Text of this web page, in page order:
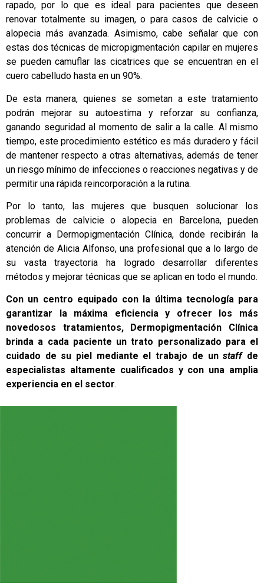
rapado, por lo que es ideal para pacientes que deseen
renovar totalmente su imagen, o para casos de calvicie o
alopecia más avanzada. Asimismo, cabe señalar que con
estas dos técnicas de micropigmentación capilar en mujeres
se pueden camuflar las cicatrices que se encuentran en el
cuero cabelludo hasta en un 90%.
De esta manera, quienes se sometan a este tratamiento
podrán mejorar su autoestima y reforzar su confianza,
ganando seguridad al momento de salir a la calle. Al mismo
tiempo, este procedimiento estético es más duradero y fácil
de mantener respecto a otras alternativas, además de tener
un riesgo mínimo de infecciones o reacciones negativas y de
permitir una rápida reincorporación a la rutina.
Por lo tanto, las mujeres que busquen solucionar los
problemas de calvicie o alopecia en Barcelona, pueden
concurrir a Dermopigmentación Clínica, donde recibirán la
atención de Alicia Alfonso, una profesional que a lo largo de
su vasta trayectoria ha logrado desarrollar diferentes
métodos y mejorar técnicas que se aplican en todo el mundo.
Con un centro equipado con la última tecnología para
garantizar la máxima eficiencia y ofrecer los más
novedosos tratamientos, Dermopigmentación Clínica
brinda a cada paciente un trato personalizado para el
cuidado de su piel mediante el trabajo de unstaff de
especialistas altamente cualificados y con una amplia
experiencia en el sector.